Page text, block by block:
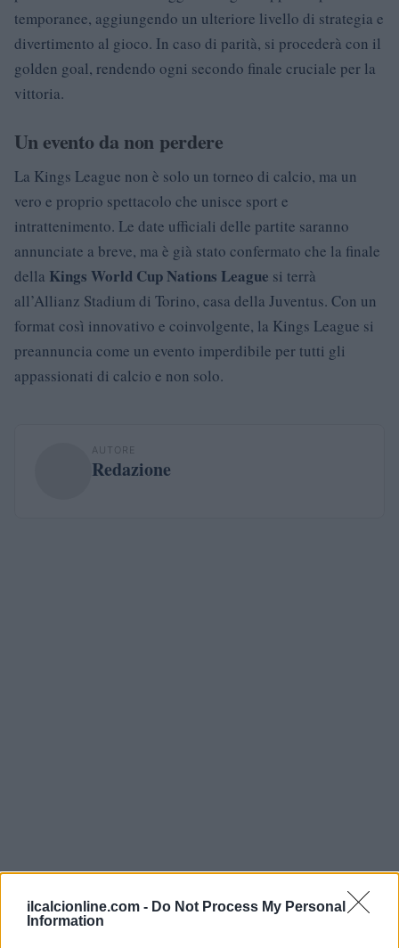
ilcalcionline.com - Do Not Process My Personal
Information
temporanee, aggiungendo un ulteriore livello di strategia e
divertimento al gioco. In caso di parità, si procederà con il
golden goal, rendendo ogni secondo finale cruciale per la
vittoria.
Un evento da non perdere
La Kings League non è solo un torneo di calcio, ma un
vero e proprio spettacolo che unisce sport e
intrattenimento. Le date ufficiali delle partite saranno
annunciate a breve, ma è già stato confermato che la finale
della Kings World Cup Nations League si terrà
all’Allianz Stadium di Torino, casa della Juventus. Con un
format così innovativo e coinvolgente, la Kings League si
preannuncia come un evento imperdibile per tutti gli
appassionati di calcio e non solo.
AUTORE
Redazione
Continua a leggere